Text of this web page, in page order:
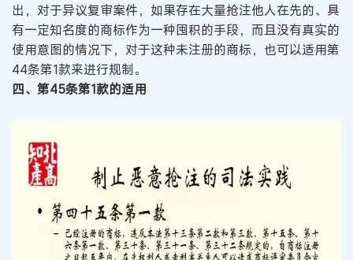
出，对于异议复审案件，如果存在大量抢注他人在先的、具
有一定知名度的商标作为一种囤积的手段，而且没有真实的
使用意图的情况下，对于这种未注册的商标，也可以适用第
44条第1款来进行规制。
四、第45条第1款的适用